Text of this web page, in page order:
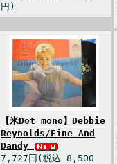
円)
【米Dot mono】Debbie
Reynolds/Fine And
Dandy
7,727円(税込 8,500